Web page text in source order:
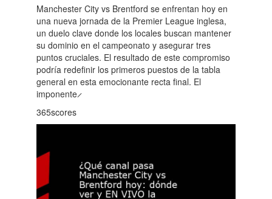
Manchester City vs Brentford se enfrentan hoy en
una nueva jornada de la Premier League inglesa,
un duelo clave donde los locales buscan mantener
su dominio en el campeonato y asegurar tres
puntos cruciales. El resultado de este compromiso
podría redefinir los primeros puestos de la tabla
general en esta emocionante recta final. El
imponente ̷
365scores